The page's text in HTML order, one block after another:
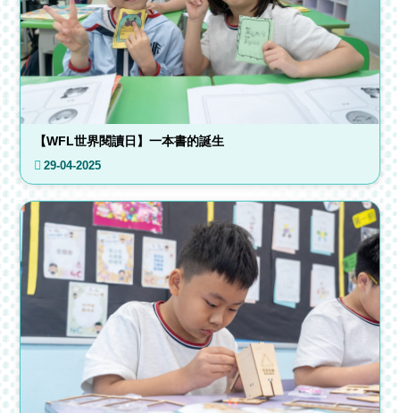
【WFL世界閱讀日】一本書的誕生
29-04-2025